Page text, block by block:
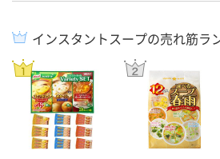
インスタントスープの売れ筋ラ